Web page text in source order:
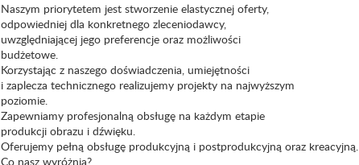
Naszym priorytetem jest stworzenie elastycznej oferty,
odpowiedniej dla konkretnego zleceniodawcy,
uwzględniającej jego preferencje oraz możliwości
budżetowe.
Korzystając z naszego doświadczenia, umiejętności
i zaplecza technicznego realizujemy projekty na najwyższym
poziomie.
Zapewniamy profesjonalną obsługę na każdym etapie
produkcji obrazu i dźwięku.
Oferujemy pełną obsługę produkcyjną i postprodukcyjną oraz kreacyjną.
Co nasz wyróżnia?